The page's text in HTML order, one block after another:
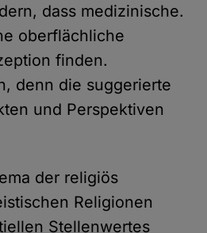
dass medizinische.
oberflächliche
finden.
denn die suggerierte
und Perspektiven
der religiös
Religionen
Stellenwertes